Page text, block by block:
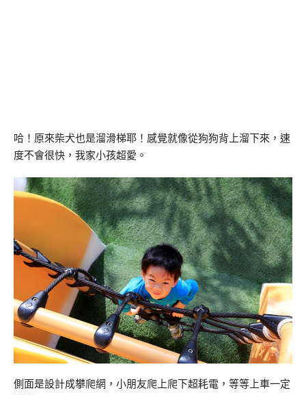
哈！原來柴犬也是溜滑梯耶！感覺就像從狗狗背上溜下來，速
度不會很快，我家小孩超愛。
側面是設計成攀爬網，小朋友爬上爬下超耗電，等等上車一定